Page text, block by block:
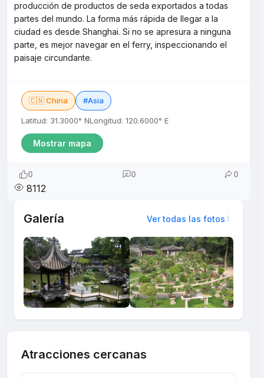
producción de productos de seda exportados a todas
partes del mundo. La forma más rápida de llegar a la
ciudad es desde Shanghai. Si no se apresura a ninguna
parte, es mejor navegar en el ferry, inspeccionando el
paisaje circundante.
🇨🇳 China #Asia
Latitud: 31.3000° NLongitud: 120.6000° E
Mostrar mapa
0 0 0
8112
Galería Ver todas las fotos
Atracciones cercanas